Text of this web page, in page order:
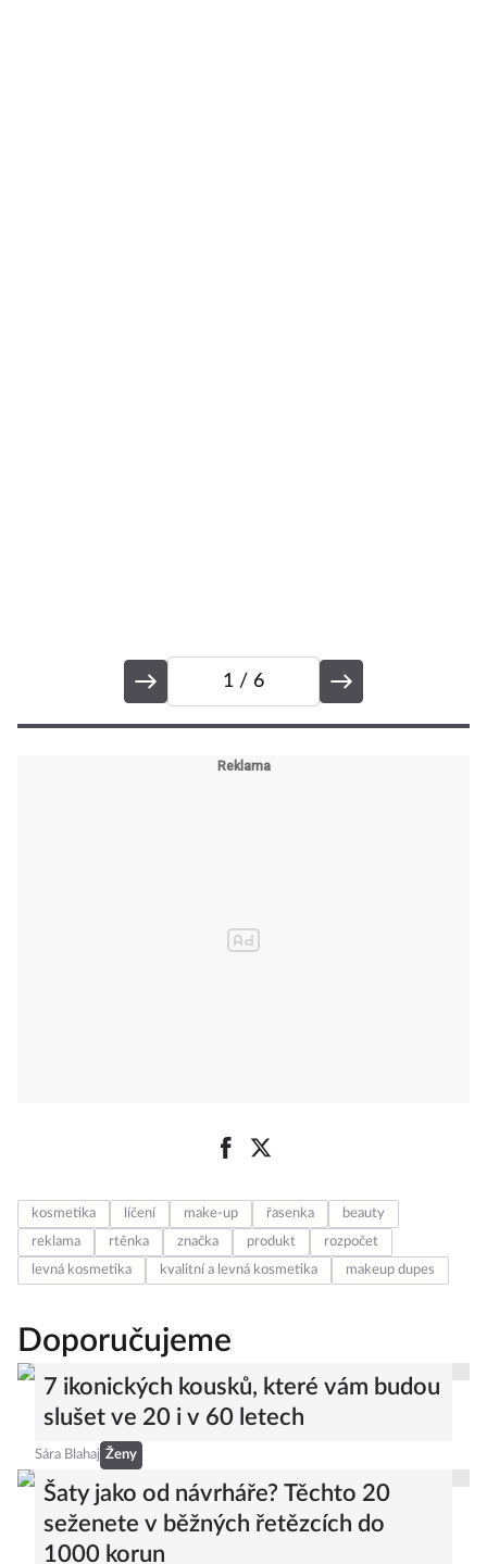
1 / 6
kosmetika líčení make-up řasenka
beauty
reklama
rtěnka značka produkt
rozpočet
levná kosmetika
kvalitní a levná kosmetika makeup dupes
Doporučujeme
7 ikonických kousků, které vám budou
slušet ve 20 i v 60 letech
Sára Blahaj Ženy
Šaty jako od návrháře? Těchto 20
seženete v běžných řetězcích do
1000 korun